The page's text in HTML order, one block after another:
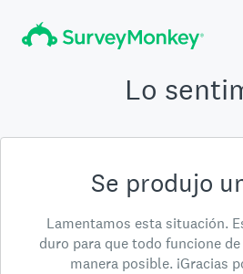
Lo
Se produjo
Lamentamos esta situación.
duro para que todo funcione
manera posible. ¡Gracias